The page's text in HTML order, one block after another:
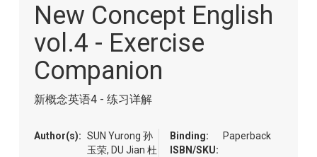
beginning
images
New Concept English
vol.4 - Exercise
Companion
新概念英语4 - 练习详解
Author(s): SUN Yurong 孙
玉荣, DU Jian 杜
Binding:
Paperback
ISBN/SKU: